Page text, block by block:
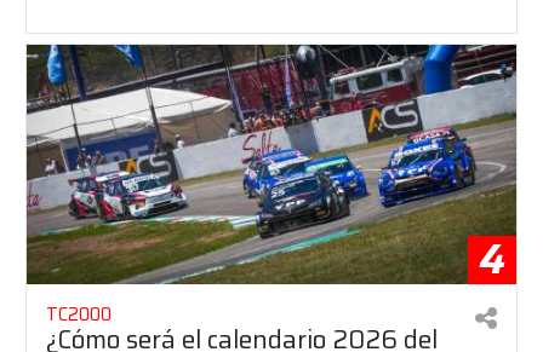
4
TC2000
¿Cómo será el calendario 2026 del